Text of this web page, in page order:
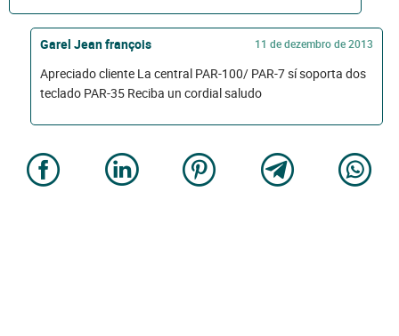
Garel Jean françois 11 de dezembro de 2013
Apreciado cliente La central PAR-100/ PAR-7 sí soporta dos
teclado PAR-35 Reciba un cordial saludo